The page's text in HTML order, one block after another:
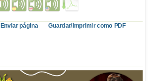
Enviar página Guardar/Imprimir como PDF